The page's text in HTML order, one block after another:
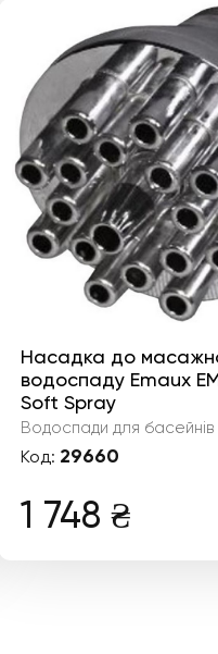
Насадка до
водоспаду Emaux
Soft Spray
Водоспади для басейнів
Код: 29660
1 748 ₴